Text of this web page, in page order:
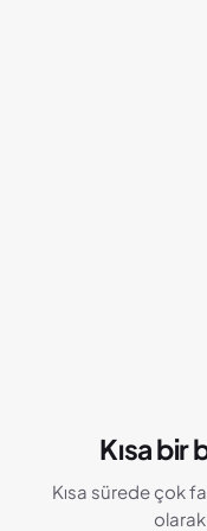
Kısa
Kısa sürede çok